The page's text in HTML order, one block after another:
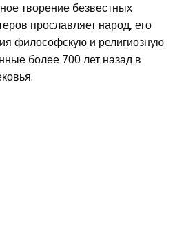
творение безвестных
прославляет народ, его
философскую и религиозную
более 700 лет назад в